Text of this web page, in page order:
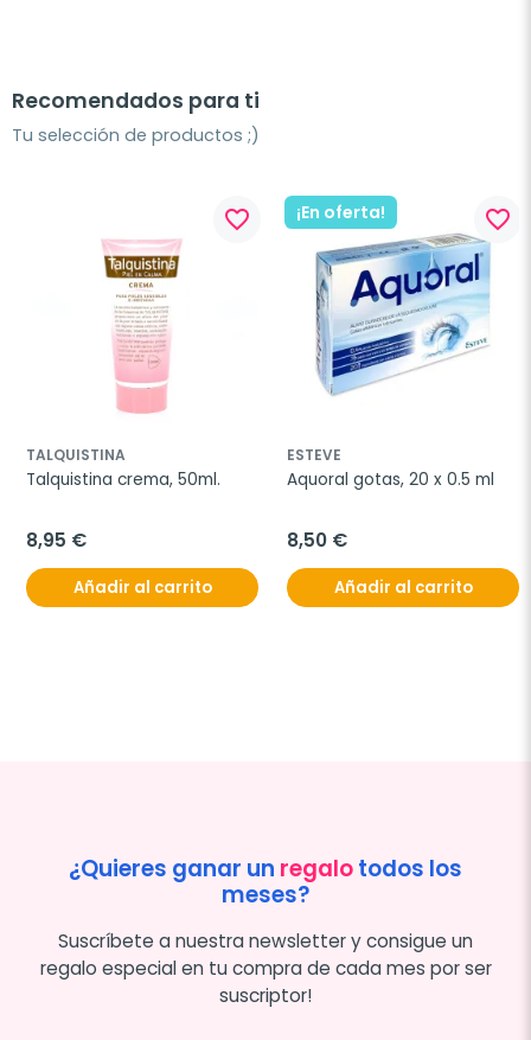
Recomendados para ti
Tu selección de productos ;)
favorite_border
TALQUISTINA
Talquistina crema, 50ml.
8,95 €
Añadir al carrito
¡En oferta! favorite_border
ESTEVE
Aquoral gotas, 20 x 0.5 ml
8,50 €
Añadir al carrito
¿Quieres ganar un regalotodos los
meses?
Suscríbete a nuestra newsletter y consigue un
regalo especial en tu compra de cada mes por ser
suscriptor!